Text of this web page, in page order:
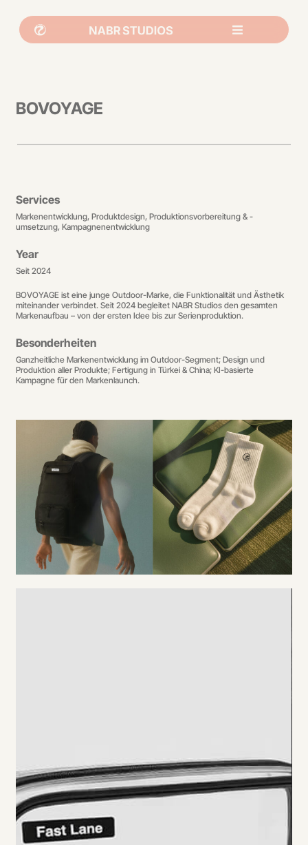
BOVOYAGE
Services
Markenentwicklung, Produktdesign, Produktionsvorbereitung & -
umsetzung, Kampagnenentwicklung
Year
Seit 2024
BOVOYAGE ist eine junge Outdoor-Marke, die Funktionalität und Ästhetik
miteinander verbindet. Seit 2024 begleitet NABR Studios den gesamten
Markenaufbau – von der ersten Idee bis zur Serienproduktion.
Besonderheiten
Ganzheitliche Markenentwicklung im Outdoor-Segment; Design und
Produktion aller Produkte; Fertigung in Türkei & China; KI-basierte
Kampagne für den Markenlaunch.